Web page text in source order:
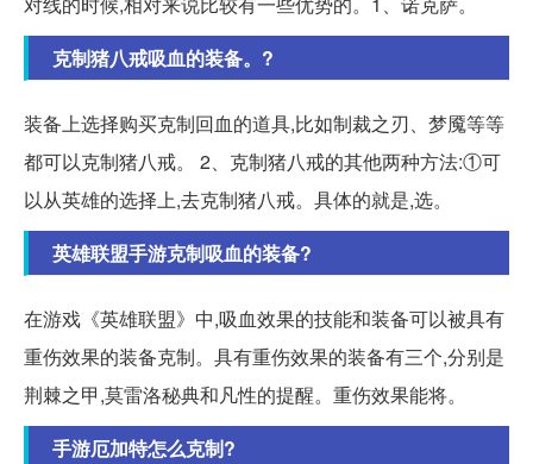
克制猪八戒吸血的装备。?
装备上选择购买克制回血的道具,比如制裁之刃、梦魇等等
都可以克制猪八戒。 2、克制猪八戒的其他两种方法:①可
以从英雄的选择上,去克制猪八戒。具体的就是,选。
英雄联盟手游克制吸血的装备?
在游戏《英雄联盟》中,吸血效果的技能和装备可以被具有
重伤效果的装备克制。具有重伤效果的装备有三个,分别是
荆棘之甲,莫雷洛秘典和凡性的提醒。重伤效果能将。
手游厄加特怎么克制?